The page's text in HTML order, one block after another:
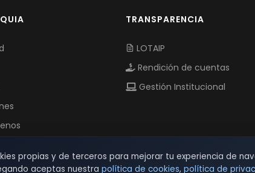
TRANSPARENCIA
LOTAIP
Rendición de cuentas
Gestión Institucional
propias y de terceros para mejorar tu experiencia de
aceptas nuestra política de cookies, política de